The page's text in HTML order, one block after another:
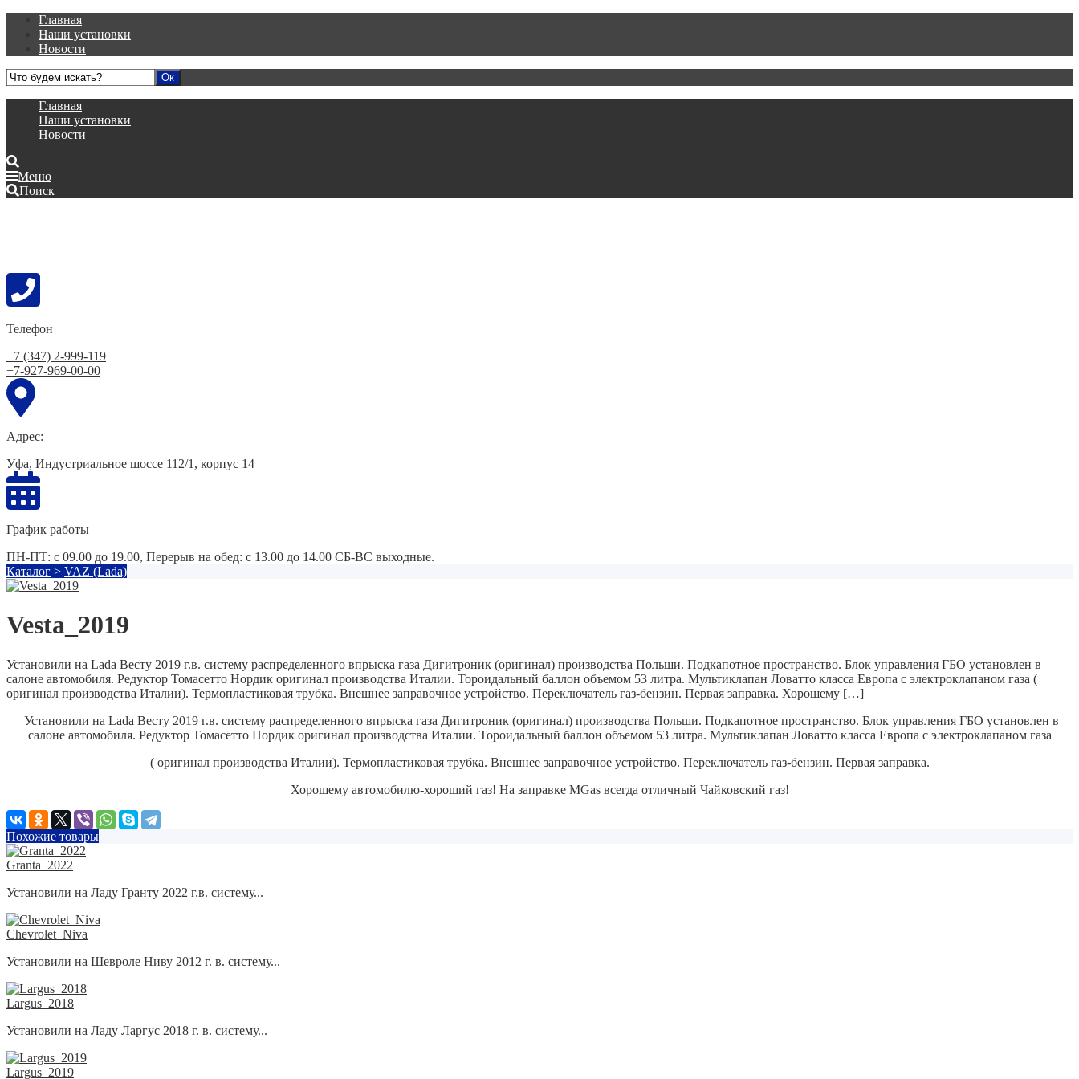
Главная
Наши установки
Новости
Главная
Наши установки
Новости
Меню
Поиск
Телефон
+7 (347) 2-999-119
+7-927-969-00-00
Адрес:
Уфа, Индустриальное шоссе 112/1, корпус 14
График работы
ПН-ПТ: с 09.00 до 19.00, Перерыв на обед: с 13.00 до 14.00 СБ-ВС выходные.
Каталог > VAZ (Lada)
Vesta_2019
Установили на Lada Весту 2019 г.в. систему распределенного впрыска газа Дигитроник (оригинал) производства Польши. Подкапотное пространство. Блок управления ГБО установлен в
салоне автомобиля. Редуктор Томасетто Нордик оригинал производства Италии. Тороидальный баллон объемом 53 литра. Мультиклапан Ловатто класса Европа с электроклапаном газа (
оригинал производства Италии). Термопластиковая трубка. Внешнее заправочное устройство. Переключатель газ-бензин. Первая заправка. Хорошему […]
Установили на Lada Весту 2019 г.в. систему распределенного впрыска газа Дигитроник (оригинал) производства Польши. Подкапотное пространство. Блок управления ГБО установлен в
салоне автомобиля. Редуктор Томасетто Нордик оригинал производства Италии. Тороидальный баллон объемом 53 литра. Мультиклапан Ловатто класса Европа с электроклапаном газа
( оригинал производства Италии). Термопластиковая трубка. Внешнее заправочное устройство. Переключатель газ-бензин. Первая заправка.
Хорошему автомобилю-хороший газ! На заправке MGas всегда отличный Чайковский газ!
Похожие товары
Granta_2022
Установили на Ладу Гранту 2022 г.в. систему...
Chevrolet_Niva
Установили на Шевроле Ниву 2012 г. в. систему...
Largus_2018
Установили на Ладу Ларгус 2018 г. в. систему...
Largus_2019